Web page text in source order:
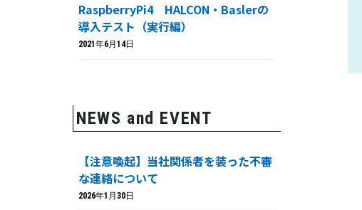
RaspberryPi4 HALCON・Baslerの
導入テスト（実行編）
2021年6月14日
NEWS and EVENT
【注意喚起】当社関係者を装った不審
な連絡について
2026年1月30日